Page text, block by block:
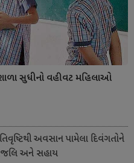
શાળા સુધીનો વહીવટ મહિલાઓ
અવસાન પામેલા દિવંગતોને
અને સહાય